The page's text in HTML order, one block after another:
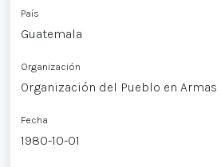
País
Guatemala
Organización
Organización del Pueblo en Armas
Fecha
1980-10-01